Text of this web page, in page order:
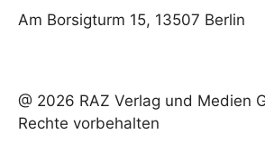
Am Borsigturm 15, 13507 Berlin
@ 2026 RAZ Verlag und Medien
Rechte vorbehalten